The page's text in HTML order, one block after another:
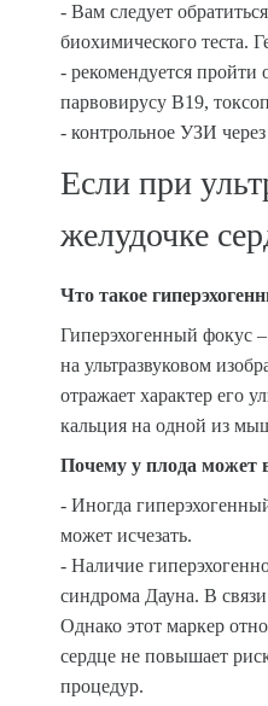
- Вам следует
биохимического теста.
- рекомендуется пройти
парвовирусу В19,
- контрольное УЗИ
Если при
желудочке
Что такое
Гиперэхогенный фокус
на ультразвуковом
отражает характер его
кальция на одной из
Почему у плода может
- Иногда
может исчезать.
- Наличие
синдрома Дауна. В
Однако этот маркер
сердце не повышает
процедур.